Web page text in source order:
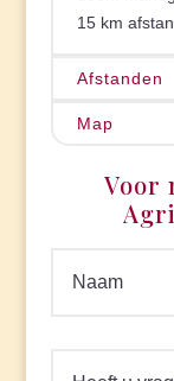
15 km
Afstanden
Map
Voor